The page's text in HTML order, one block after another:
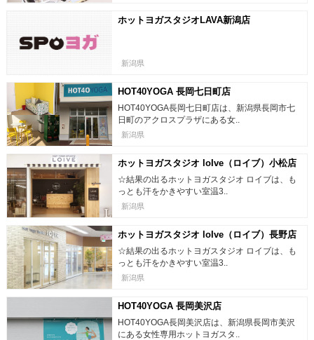
ホットヨガスタジオLAVA新潟店
新潟県
HOT40YOGA 長岡七日町店
HOT40YOGA長岡七日町店は、新潟県長岡市七
日町のアクロスプラザにある女..
新潟県
ホットヨガスタジオ loIve（ロイブ）小松店
☆結果の出るホットヨガスタジオ ロイブは、も
っとも汗をかきやすい室温3..
新潟県
ホットヨガスタジオ loIve（ロイブ）長野店
☆結果の出るホットヨガスタジオ ロイブは、も
っとも汗をかきやすい室温3..
新潟県
HOT40YOGA 長岡美沢店
HOT40YOGA長岡美沢店は、新潟県長岡市美沢
にある女性専用ホットヨガスタ..